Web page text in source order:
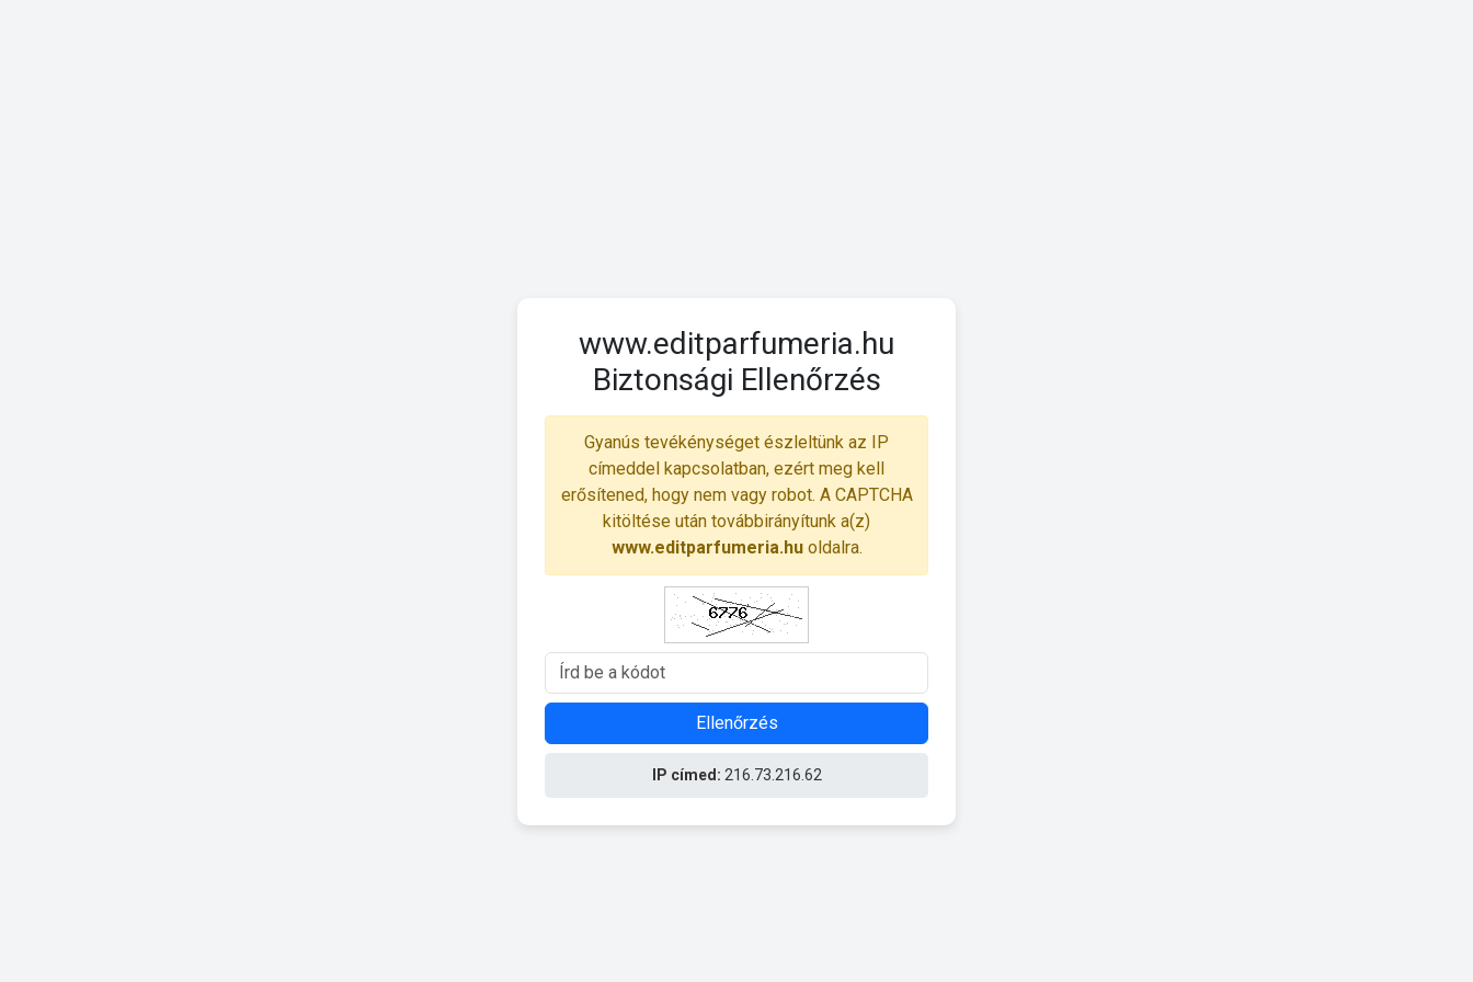
www.editparfumeria.hu
Biztonsági Ellenőrzés
Gyanús tevékénységet észleltünk az IP
címeddel kapcsolatban, ezért meg kell
erősítened, hogy nem vagy robot. A CAPTCHA
kitöltése után továbbirányítunk a(z)
www.editparfumeria.huoldalra.
Ellenőrzés
IP címed: 216.73.216.62